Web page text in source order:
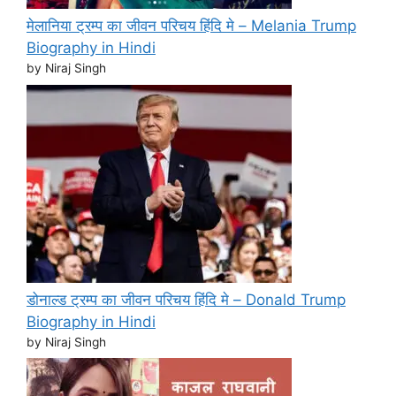
मेलानिया ट्रम्प का जीवन परिचय हिंदि मे – Melania Trump
Biography in Hindi
by Niraj Singh
डोनाल्ड ट्रम्प का जीवन परिचय हिंदि मे – Donald Trump
Biography in Hindi
by Niraj Singh